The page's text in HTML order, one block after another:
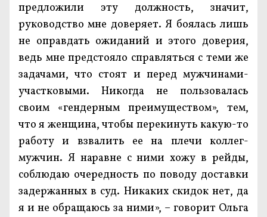
предложили эту должность, значит,
руководство мне доверяет. Я боялась лишь
не оправдать ожиданий и этого доверия,
ведь мне предстояло справляться с теми же
задачами, что стоят и перед мужчинами-
участковыми. Никогда не пользовалась
своим «гендерным преимуществом», тем,
что я женщина, чтобы перекинуть какую-то
работу и взвалить ее на плечи коллег-
мужчин. Я наравне с ними хожу в рейды,
соблюдаю очередность по поводу доставки
задержанных в суд. Никаких скидок нет, да
я и не обращаюсь за ними», – говорит Ольга